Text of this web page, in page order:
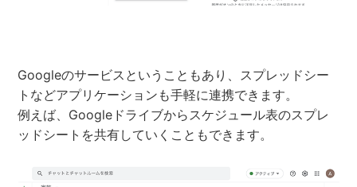
Googleのサービスということもあり、スプレッドシー
トなどアプリケーションも手軽に連携できます。
例えば、Googleドライブからスケジュール表のスプレ
ッドシートを共有していくこともできます。